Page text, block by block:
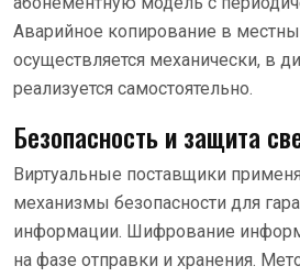
Аварийное копирование в
осуществляется механически, в
реализуется самостоятельно.
Безопасность и защита
Виртуальные поставщики
механизмы безопасности для
информации. Шифрование
на фазе отправки и хранения.